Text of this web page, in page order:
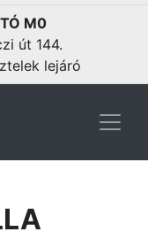
M0
út 144.
lejáró
MAX
10 190 000 Ft-tól